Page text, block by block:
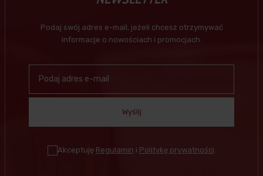
Podaj swój adres e-mail, jeżeli chcesz otrzymywać
informacje o nowościach i promocjach.
Wyślij
Akceptuję Regulamin i Politykę prywatności